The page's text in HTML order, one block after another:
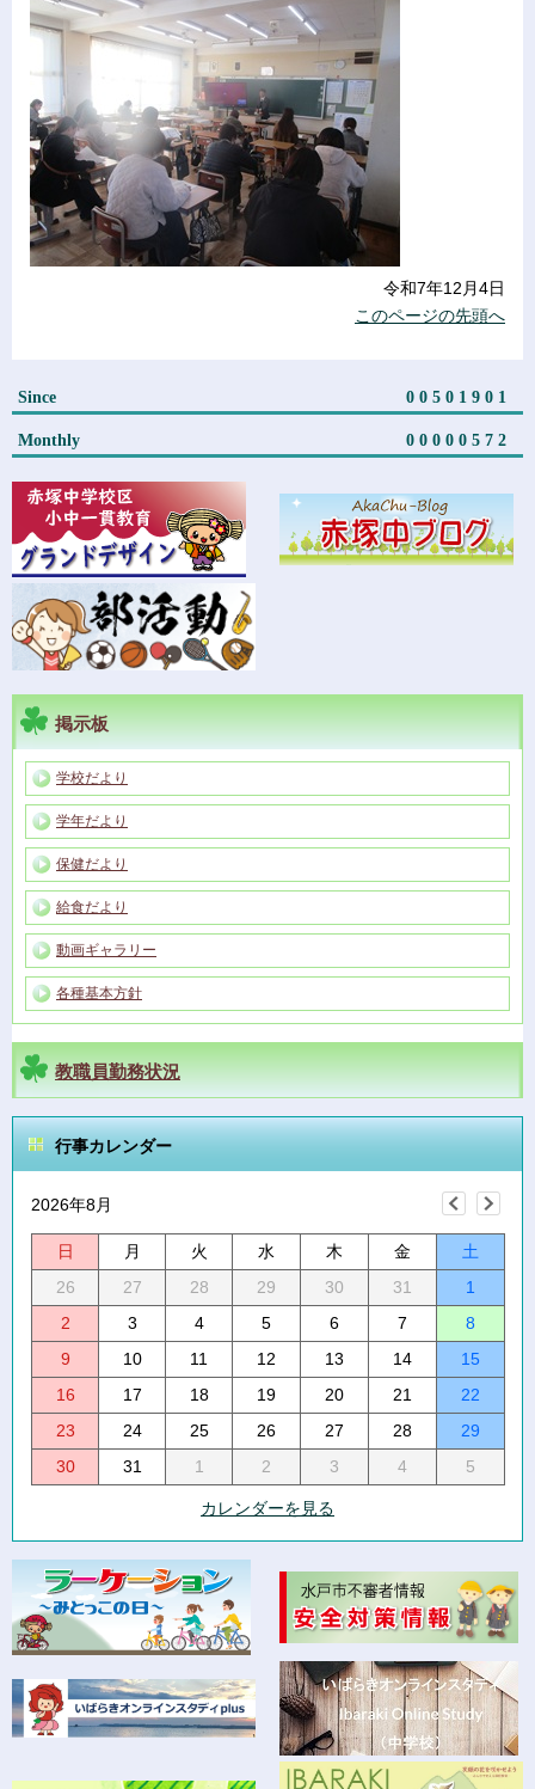
Since 00501901
Monthly 00000572
掲示板
学校だより
学年だより
保健だより
給食だより
動画ギャラリー
各種基本方針
教職員勤務状況
行事カレンダー
2026年8月
日 月 火 水 木 金
土
26
27 28 29 30 31
1
2
3 4 5 6 7
8
9
10 11 12 13 14
15
16
17 18 19 20 21
22
23
24 25 26 27 28
29
30
31 1 2 3 4 5
カレンダーを見る
令和7年12月4日
このページの先頭へ